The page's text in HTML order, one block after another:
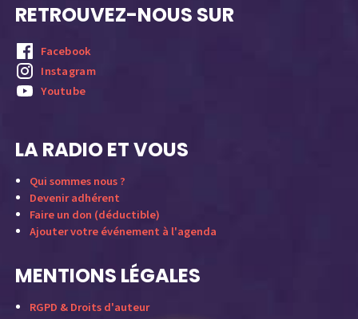
RETROUVEZ-NOUS SUR
Facebook
Instagram
Youtube
LA RADIO ET VOUS
Qui sommes nous ?
Devenir adhérent
Faire un don (déductible)
Ajouter votre événement à l'agenda
MENTIONS LÉGALES
RGPD & Droits d'auteur